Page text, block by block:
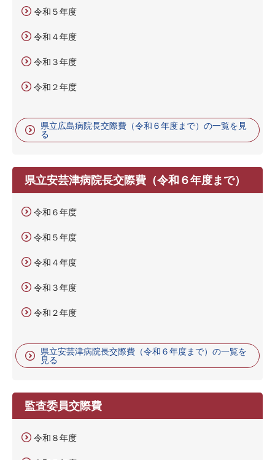
令和５年度
令和４年度
令和３年度
令和２年度
県立広島病院長交際費（令和６年度まで）の一覧を見
る
県立安芸津病院長交際費（令和６年度まで）
令和６年度
令和５年度
令和４年度
令和３年度
令和２年度
県立安芸津病院長交際費（令和６年度まで）の一覧を
見る
監査委員交際費
令和８年度